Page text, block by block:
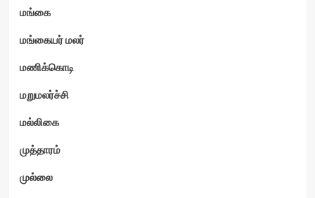
மங்கை
மங்கையர் மலர்
மணிக்கொடி
மறுமலர்ச்சி
மல்லிகை
முத்தாரம்
முல்லை